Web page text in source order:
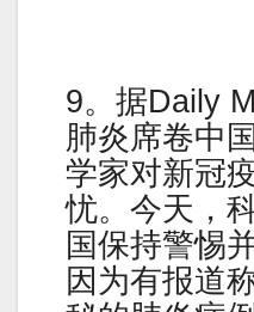
9。据Daily
肺炎席卷中
学家对新冠
忧。今天，
国保持警惕
因为有报道